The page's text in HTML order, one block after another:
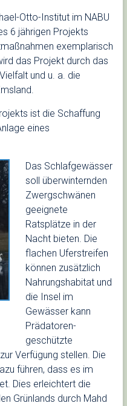
Otto-Institut im NABU
6 jährigen Projekts
exemplarisch
das Projekt durch das
und u. a. die
ist die Schaffung
eines
Das Schlafgewässer
soll überwinternden
Zwergschwänen
geeignete
Ratsplätze in der
Nacht bieten. Die
flachen Uferstreifen
können zusätzlich
Nahrungshabitat und
die Insel im
Gewässer kann
Prädatoren-
geschützte
Verfügung stellen. Die
führen, dass es im
Dies erleichtert die
Grünlands durch Mahd